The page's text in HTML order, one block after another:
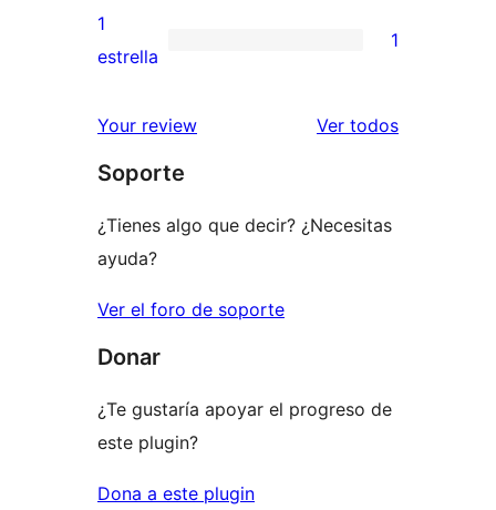
3
estrellas
valoraciones
de
estrellas
1
de
estrellas
1
estrella
1
Your review Ver todoslos
Soporte
¿Tienes algo que decir? ¿Necesitas
ayuda?
Ver el foro de soporte
Donar
¿Te gustaría apoyar el progreso de
este plugin?
Dona a este plugin